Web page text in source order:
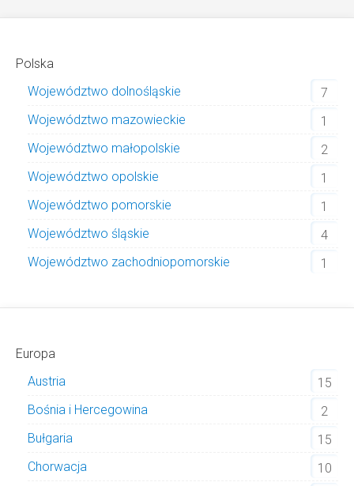
Polska
Województwo dolnośląskie
7
Województwo mazowieckie
1
Województwo małopolskie
2
Województwo opolskie
1
Województwo pomorskie
1
Województwo śląskie
4
Województwo zachodniopomorskie
1
Europa
Austria
15
Bośnia i Hercegowina
2
Bułgaria
15
Chorwacja
10